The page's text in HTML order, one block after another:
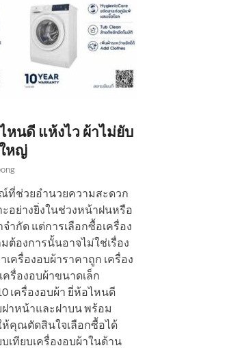
หนดี แห้งไว ผ้าไม่ยับ
หญ่
ที่ช่วยอำนวยความสะดวก
อย่างยิ่งในช่วงหน้าฝนหรือ
กัด แต่การเลือกซื้อเครื่อง
ต้องการนั้นอาจไม่ใช่เรื่อง
ครื่องอบผ้าราคาถูก เครื่อง
รื่องอบผ้าขนาดเล็ก
เครื่องอบผ้า ยี่ห้อไหนดี
าหน้าและฝาบน พร้อม
คุณตัดสินใจเลือกซื้อได้
บเทียบเครื่องอบผ้าในด้าน